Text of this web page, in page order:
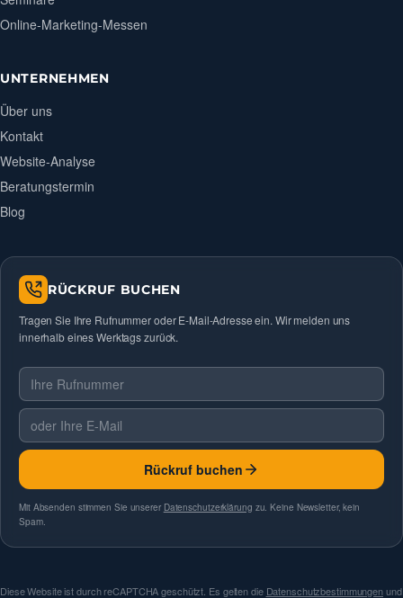
Online-Marketing-Messen
UNTERNEHMEN
Über uns
Kontakt
Website-Analyse
Beratungstermin
Blog
RÜCKRUF BUCHEN
Tragen Sie Ihre Rufnummer oder E-Mail-Adresse ein. Wir melden uns
innerhalb eines Werktags zurück.
Telefonnummer
E-Mail
Rückruf buchen
Mit Absenden stimmen Sie unserer Datenschutzerklärung zu. Keine Newsletter, kein
Spam.
Diese Website ist durch reCAPTCHA geschützt. Es gelten die Datenschutzbestimmungenund